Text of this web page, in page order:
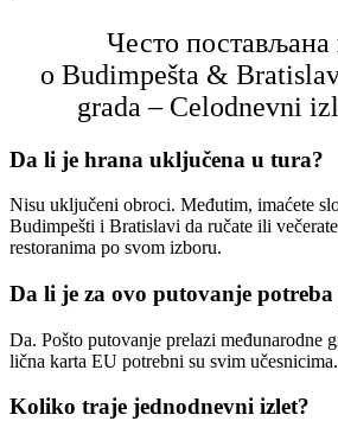
Често постављана
о Budimpešta &
grada – Celodnevni
Da li je hrana uključena u tura?
Nisu uključeni obroci. Međutim, imaćete
Budimpešti i Bratislavi da ručate ili
restoranima po svom izboru.
Da li je za ovo putovanje potrebа
Da. Pošto putovanje prelazi međunarodne
lična karta EU potrebni su svim učesnicima.
Koliko traje jednodnevni izlet?